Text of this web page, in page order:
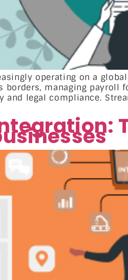
operating on a
borders, managing
and legal compliance.